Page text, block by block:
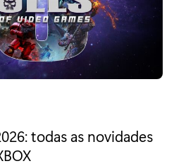
t
e
n
a
n
todas as novidades